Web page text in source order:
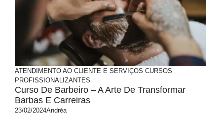
ATENDIMENTO AO CLIENTE E SERVIÇOS CURSOS
PROFISSIONALIZANTES
Curso De Barbeiro – A Arte De Transformar
Barbas E Carreiras
23/02/2024Andréa